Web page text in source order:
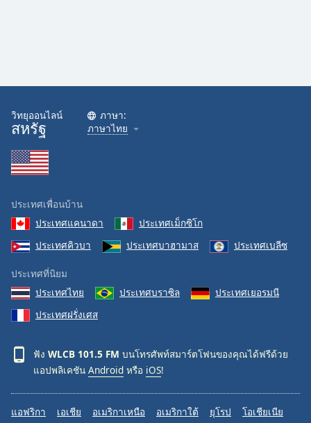
Font
Family
Reset
Close
Modal
Dialog
window.
วิทยุออนไลน์
สหรัฐ
ภาษา:
ภาษาไทย
ประเทศเพื่อนบ้าน
ประเทศแคนาดา
ประเทศเม็กซิโก
ประเทศคิวบา
ประเทศบาฮามาส ประเทศเบลีซ
ประเทศที่นิยม
ประเทศไทย
ประเทศบราซิล
ประเทศเยอรมนี
ประเทศฝรั่งเศส
ฟัง WLCB 101.5 FM บนโทรศัพท์สมาร์ตโฟนของคุณได้ฟรีด้วย
แอปพลิเคชัน Android หรือ iOS!
แอฟริกา เอเชีย อเมริกาเหนือ อเมริกาใต้ ยุโรป โอเชียเนีย